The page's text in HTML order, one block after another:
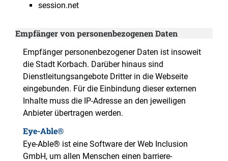
session.net
Empfänger von personenbezogenen Daten
Empfänger personenbezogener Daten ist insoweit
die Stadt Korbach. Darüber hinaus sind
Dienstleitungsangebote Dritter in die Webseite
eingebunden. Für die Einbindung dieser externen
Inhalte muss die IP-Adresse an den jeweiligen
Anbieter übertragen werden.
Eye-Able®
Eye-Able® ist eine Software der Web Inclusion
GmbH, um allen Menschen einen barriere-